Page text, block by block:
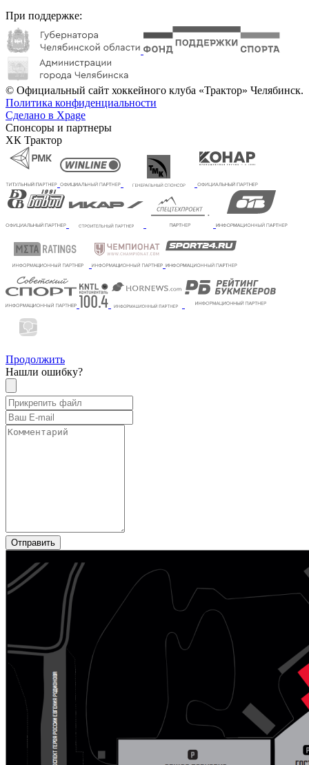
При поддержке:
© Официальный сайт хоккейного клуба «Трактор» Челябинск.
Политика конфиденциальности
Сделано в Xpage
Спонсоры и партнеры
ХК Трактор
Продолжить
Нашли ошибку?